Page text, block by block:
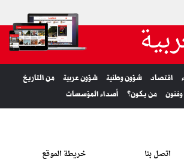
اقتصاد شؤون وطنية شؤون عربية
من التاريخ
من يكون؟ أصداء المؤسسات
اتصل بنا خريطة الموقع